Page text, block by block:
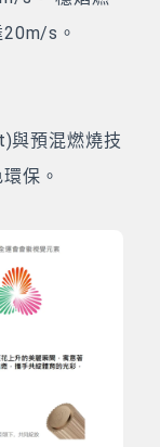
s。
與預混燃燒技
保。